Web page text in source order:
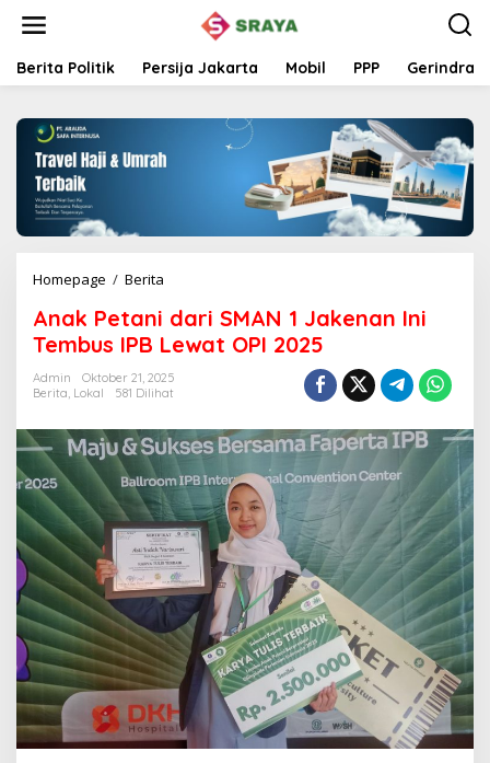
t
Berita Politik Persija Jakarta Mobil PPP Gerindra
Homepage / Berita
a
P
e
t
n
i
d
a
r
i
S
M
A
1
J
a
k
e
n
a
Anak Petani dari SMAN 1 Jakenan Ini
Tembus IPB Lewat OPI 2025
Admin
Oktober 21, 2025
Berita Lokal 581 Dilihat